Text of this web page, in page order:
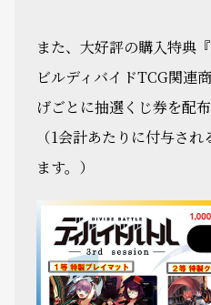
また、大好評の購入特典
ビルディバイドTCG関連
げごとに抽選くじ券を配布
（1会計あたりに付与さ
ます。）